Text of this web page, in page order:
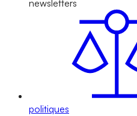
newsletters
politiques